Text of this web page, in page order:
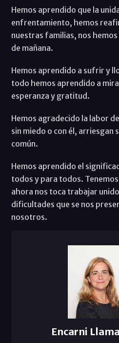
Hemos aprendido que la
enfrentamiento, hemos
nuestras familias, nos
de mañana.
Hemos aprendido a sufrir y
todo hemos aprendido a
esperanza y gratitud.
Hemos agradecido la labor
sin miedo o con él, arriesgan
común.
Hemos aprendido el
todos y para todos.
ahora nos toca trabajar
dificultades que se nos
nosotros.
Encarni